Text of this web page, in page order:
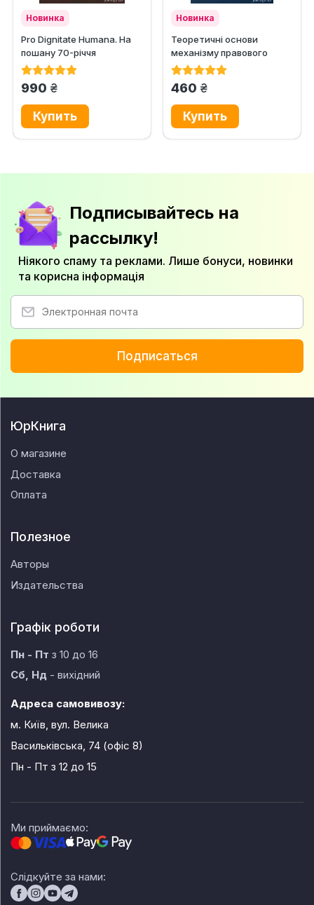
Новинка
Pro Dignitate Humana. На
пошану 70-річчя
професора Всеволода
990 грн.
Новинка
Теоретичні основи
механізму правового
забезпечення
460 грн.
Подписывайтесь на
рассылку!
Ніякого спаму та реклами. Лише бонуси, новинки
та корисна інформація
Подписаться
ЮрКнига
О магазине
Доставка
Оплата
Полезное
Авторы
Издательства
Графік роботи
Пн - Пт з 10 до 16
Сб, Нд - вихідний
Адреса самовивозу:
м. Київ, вул. Велика
Васильківська, 74 (офіс 8)
Пн - Пт з 12 до 15
Ми приймаємо:
Слідкуйте за нами: